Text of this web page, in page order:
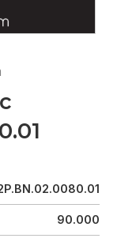
90.000